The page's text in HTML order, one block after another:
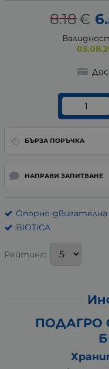
8.18€
БЪРЗА ПОРЪЧКА
НАПРАВИ ЗАПИТВАНЕ
Опорно-
BIOTICA
Рейтинг:
ПОДАГРО